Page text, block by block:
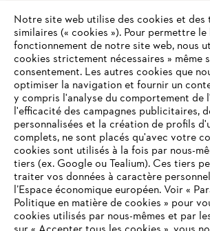
L'Entreprise
STIHL FAQ
Contact
Notre site web utilise des cookies et des
similaires (« cookies »). Pour permettre le
fonctionnement de notre site web, nous
cookies strictement nécessaires » même
consentement. Les autres cookies que
optimiser la navigation et fournir un
y compris l'analyse du comportement de
l'efficacité des campagnes publicitaires,
personnalisées et la création de profils
complets, ne sont placés qu'avec votre
cookies sont utilisés à la fois par nous-
tiers (ex. Google ou Tealium). Ces tiers
traiter vos données à caractère
l’Espace économique européen. Voir «
Politique en matière de cookies » pour
cookies utilisés par nous-mêmes et par